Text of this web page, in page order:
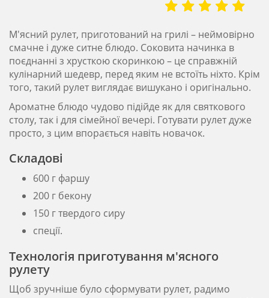
М'ясний рулет, приготований на грилі – неймовірно
смачне і дуже ситне блюдо. Соковита начинка в
поєднанні з хрусткою скоринкою – це справжній
кулінарний шедевр, перед яким не встоїть ніхто. Крім
того, такий рулет виглядає вишукано і оригінально.
Ароматне блюдо чудово підійде як для святкового
столу, так і для сімейної вечері. Готувати рулет дуже
просто, з цим впорається навіть новачок.
Складові
600 г фаршу
200 г бекону
150 г твердого сиру
спеції.
Технологія приготування м'ясного
рулету
Щоб зручніше було сформувати рулет, радимо